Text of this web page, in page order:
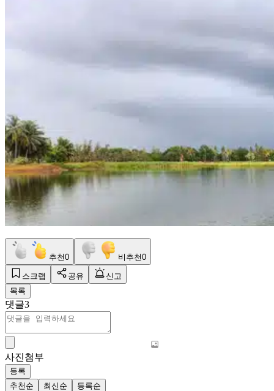
추천0 비추천0
스크랩 공유
신고
목록
댓글3
사진첨부
등록
추천순
최신순 등록순